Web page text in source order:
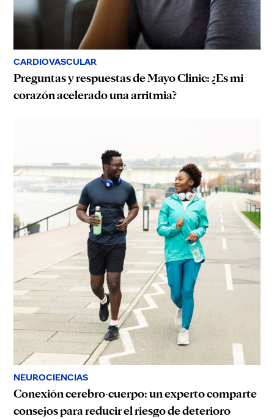
CARDIOVASCULAR
Preguntas y respuestas de Mayo Clinic: ¿Es mi
corazón acelerado una arritmia?
NEUROCIENCIAS
Conexión cerebro-cuerpo: un experto comparte
consejos para reducir el riesgo de deterioro